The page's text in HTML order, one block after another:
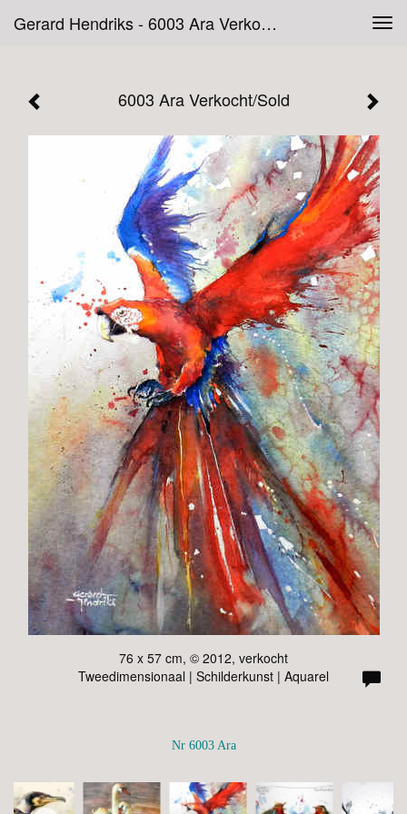
Gerard Hendriks - 6003 Ara Verkocht/Sold
6003 Ara Verkocht/Sold
76 x 57 cm, © 2012, verkocht
Tweedimensionaal | Schilderkunst | Aquarel
Nr 6003 Ara